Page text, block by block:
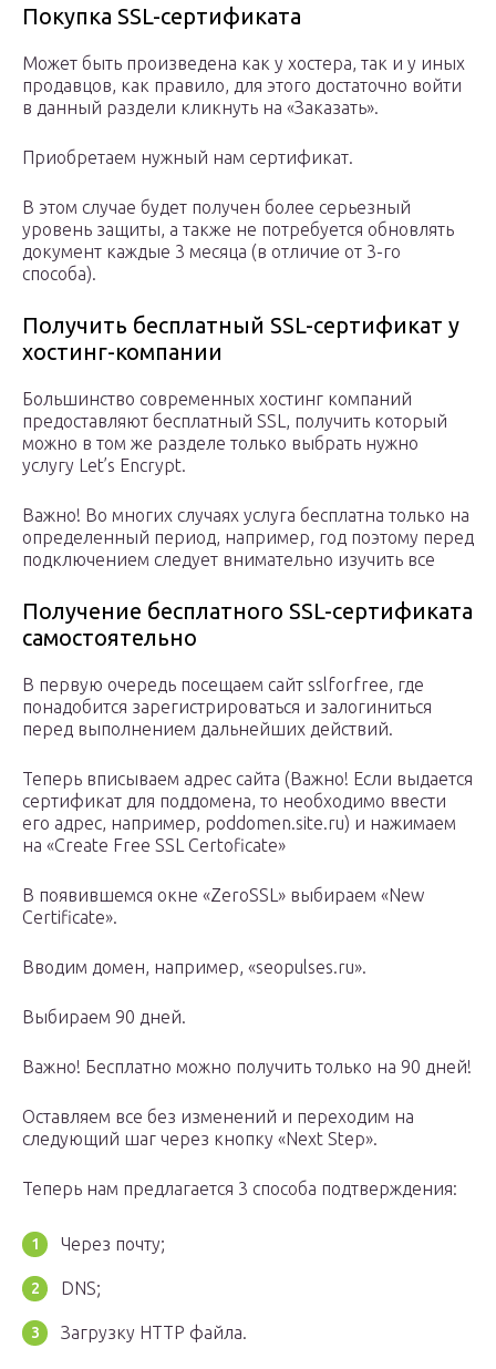
Покупка SSL-сертификата
Может быть произведена как у хостера, так и у иных
продавцов, как правило, для этого достаточно войти
в данный раздели кликнуть на «Заказать».
Приобретаем нужный нам сертификат.
В этом случае будет получен более серьезный
уровень защиты, а также не потребуется обновлять
документ каждые 3 месяца (в отличие от 3-го
способа).
Получить бесплатный SSL-сертификат у
хостинг-компании
Большинство современных хостинг компаний
предоставляют бесплатный SSL, получить который
можно в том же разделе только выбрать нужно
услугу Let’s Encrypt.
Важно! Во многих случаях услуга бесплатна только на
определенный период, например, год поэтому перед
подключением следует внимательно изучить все
Получение бесплатного SSL-сертификата
самостоятельно
В первую очередь посещаем сайт sslforfree, где
понадобится зарегистрироваться и залогиниться
перед выполнением дальнейших действий.
Теперь вписываем адрес сайта (Важно! Если выдается
сертификат для поддомена, то необходимо ввести
его адрес, например, poddomen.site.ru) и нажимаем
на «Create Free SSL Certoficate»
В появившемся окне «ZeroSSL» выбираем «New
Certificate».
Вводим домен, например, «seopulses.ru».
Выбираем 90 дней.
Важно! Бесплатно можно получить только на 90 дней!
Оставляем все без изменений и переходим на
следующий шаг через кнопку «Next Step».
Теперь нам предлагается 3 способа подтверждения:
Через почту;
DNS;
Загрузку HTTP файла.